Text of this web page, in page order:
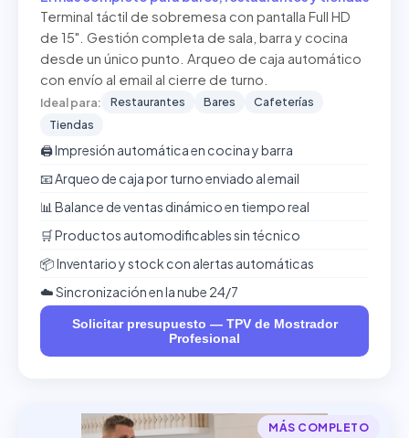
Terminal táctil de sobremesa con pantalla Full HD
de 15". Gestión completa de sala, barra y cocina
desde un único punto. Arqueo de caja automático
con envío al email al cierre de turno.
Ideal para: Restaurantes Bares
Cafeterías
Tiendas
🖨️ Impresión automática en cocina y barra
📧 Arqueo de caja por turno enviado al email
📊 Balance de ventas dinámico en tiempo real
🛒 Productos automodificables sin técnico
📦 Inventario y stock con alertas automáticas
☁️ Sincronización en la nube 24/7
Solicitar presupuesto — TPV de Mostrador
Profesional
MÁS COMPLETO